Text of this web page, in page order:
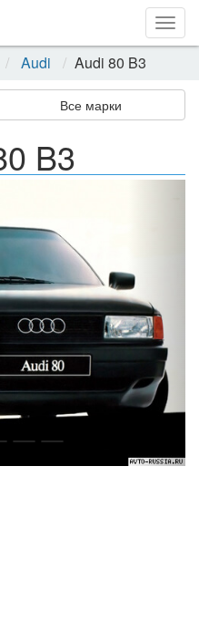
Audi Audi 80 B3
Все марки
B3